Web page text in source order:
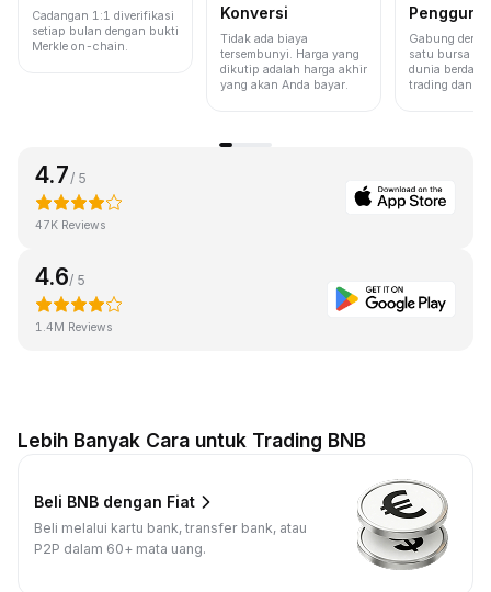
Cadangan 1:1 diverifikasi
setiap bulan dengan bukti
Merkle on-chain.
Konversi
Tidak ada biaya
tersembunyi. Harga yang
dikutip adalah harga akhir
yang akan Anda bayar.
Pengguna
Gabung
satu bursa
dunia
trading dan
4.7 / 5
47K Reviews
4.6/ 5
1.4M Reviews
Lebih Banyak Cara untuk Trading BNB
Beli BNB dengan Fiat
Beli melalui kartu bank, transfer bank, atau
P2P dalam 60+ mata uang.